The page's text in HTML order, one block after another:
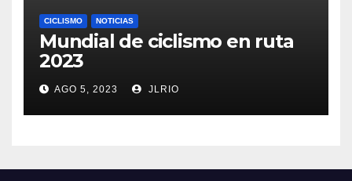
CICLISMO NOTICIAS
Mundial de ciclismo en ruta
2023
AGO 5, 2023 JLRIO